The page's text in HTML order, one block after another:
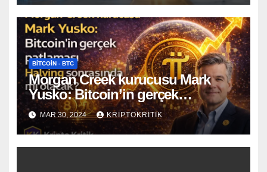
BITCOIN - BTC
Morgan Creek kurucusu Mark
Yusko: Bitcoin’in gerçek
patlaması Halving sonrasında mı
olacak?
MAR 30, 2024 KRIPTOKRITIK